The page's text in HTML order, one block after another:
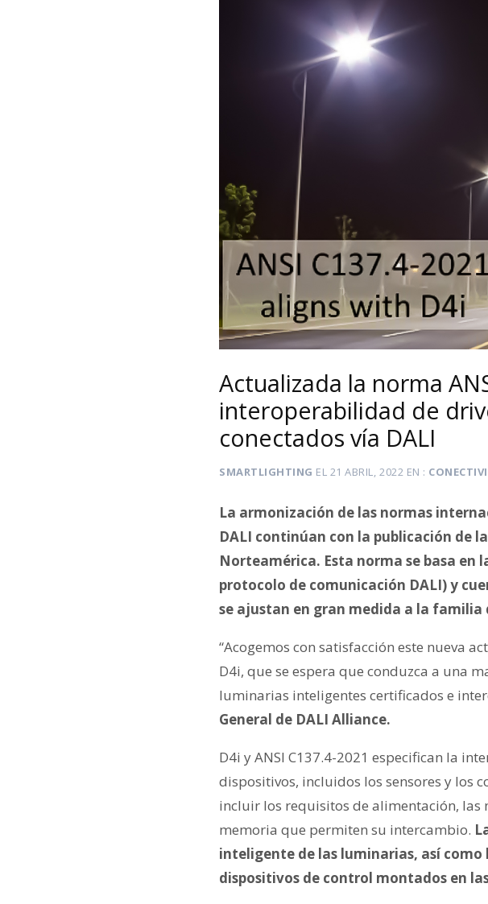
Actualizada la norma
interoperabilidad de
conectados vía DALI
SMARTLIGHTING EL 21 ABRIL, 2022 EN
La armonización de las normas
DALI continúan con la publicación de
Norteamérica. Esta norma se basa en
protocolo de comunicación DALI) y
se ajustan en gran medida a la familia
“Acogemos con satisfacción este nueva
D4i, que se espera que conduzca a una
luminarias inteligentes certificados e
General de DALI Alliance.
D4i y ANSI C137.4-2021 especifican la
dispositivos, incluidos los sensores y los
incluir los requisitos de alimentación, las
memoria que permiten su intercambio.
inteligente de las luminarias, así
dispositivos de control montados en